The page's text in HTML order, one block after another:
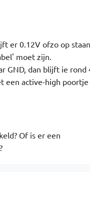
er 0.12V ofzo op
moet zijn.
GND, dan blijft ie rond
een active-high poortje
Of is er een